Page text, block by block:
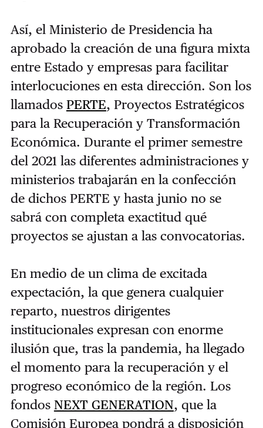
Así, el Ministerio de Presidencia ha
aprobado la creación de una figura mixta
entre Estado y empresas para facilitar
interlocuciones en esta dirección. Son los
llamados PERTE, Proyectos Estratégicos
para la Recuperación y Transformación
Económica. Durante el primer semestre
del 2021 las diferentes administraciones y
ministerios trabajarán en la confección
de dichos PERTE y hasta junio no se
sabrá con completa exactitud qué
proyectos se ajustan a las convocatorias.
En medio de un clima de excitada
expectación, la que genera cualquier
reparto, nuestros dirigentes
institucionales expresan con enorme
ilusión que, tras la pandemia, ha llegado
el momento para la recuperación y el
progreso económico de la región. Los
fondos NEXT GENERATION, que la
Comisión Europea pondrá a disposición